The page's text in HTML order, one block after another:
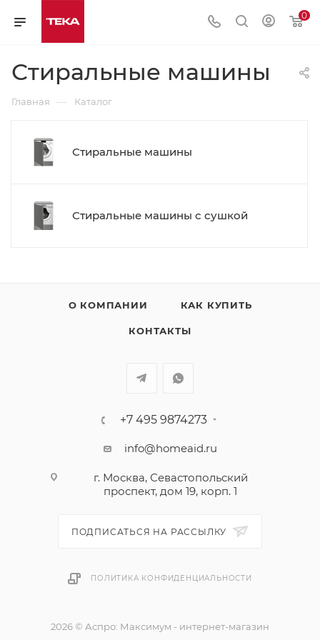
0
Стиральные машины
Главная — Каталог
Стиральные машины
Стиральные машины с сушкой
О КОМПАНИИ КАК КУПИТЬ
КОНТАКТЫ
+7 495 9874273
info@homeaid.ru
г. Москва, Севастопольский
проспект, дом 19, корп. 1
ПОДПИСАТЬСЯ НА РАССЫЛКУ
ПОЛИТИКА КОНФИДЕНЦИАЛЬНОСТИ
2026 © Аспро: Максимум - интернет-магазин